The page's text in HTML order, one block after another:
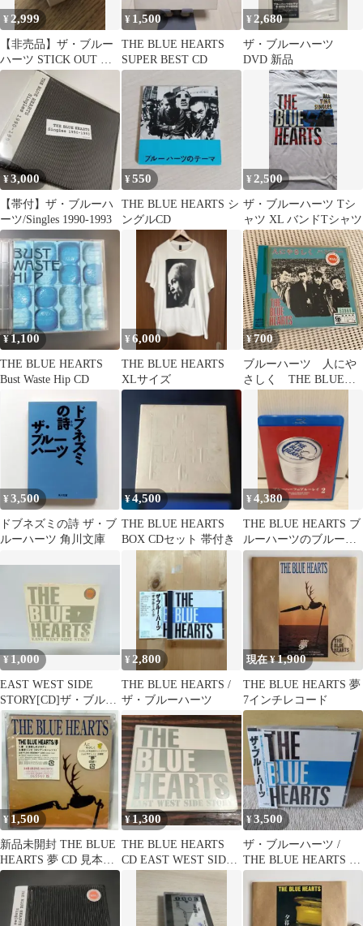
MECR3034 [G8]
¥ 2,999
【非売品】ザ・ブルー
ハーツ STICK OUT 特
典 ロゴスタンプ ハンコ
¥ 1,500
THE BLUE HEARTS
SUPER BEST CD
¥ 2,680
ザ・ブルーハーツ
DVD 新品
¥3,000
【帯付】ザ・ブルーハ
ーツ/Singles 1990-1993
¥550
THE BLUE HEARTS シ
ングルCD
¥ 2,500
ザ・ブルーハーツ Tシ
ャツ XL バンドTシャツ
¥1,100
THE BLUE HEARTS
Bust Waste Hip CD
¥6,000
THE BLUE HEARTS
XLサイズ
¥700
ブルーハーツ 人にや
さしく THE BLUE
タル落ち
¥3,500
ドブネズミの詩 ザ・ブ
ルーハーツ 角川文庫
¥4,500
THE BLUE HEARTS
BOX CDセット 帯付き
¥4,380
THE BLUE HEARTS ブ
ルーハーツのブルーレ
イ2 [Blu-ray]
¥1,000
EAST WEST SIDE
STORY[CD]ザ・ブルー
ハーツ 8/7604
¥ 2,800
THE BLUE HEARTS /
ザ・ブルーハーツ
現在 ¥1,900
THE BLUE HEARTS 夢
7インチレコード
¥ 1,500
新品未開封 THE BLUE
HEARTS 夢 CD 見本盤
ブルーハーツ
¥ 1,300
THE BLUE HEARTS
CD EAST WEST SIDE
¥3,500
ザ・ブルーハーツ /
THE BLUE HEARTS 旧
規格 (廃盤)